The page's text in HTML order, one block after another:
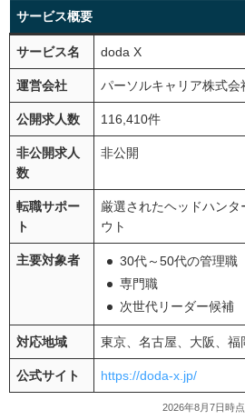
サービス概要
サービス名 doda X
運営会社 パーソルキャリア株式会
公開求人数 116,410件
非公開求人
数
非公開
転職サポー
ト
厳選されたヘッドハン
ウト
主要対象者
30代～50代の管理職
専門職
次世代リーダー候補
対応地域 東京、名古屋、大阪、福
公式サイト https://doda-x.jp/
2026年8月7日時点